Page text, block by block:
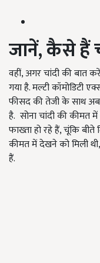
जानें, कैसे हैं
वहीं, अगर चांदी की बात
गया है. मल्टी कॉमोडिटी
फीसद की तेजी के साथ अब
है. सोना चांदी की
फाख्ता हो रहे हैं, चूंकि बीते
कीमत में देखने को मिली
हैं.